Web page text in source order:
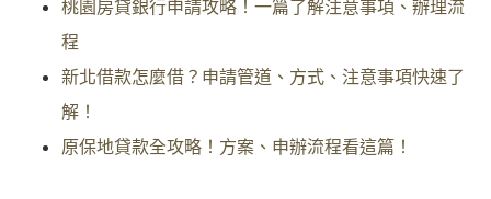
桃園房貸銀行申請攻略！一篇了解注意事項、辦理流
程
新北借款怎麼借？申請管道、方式、注意事項快速了
解！
原保地貸款全攻略！方案、申辦流程看這篇！